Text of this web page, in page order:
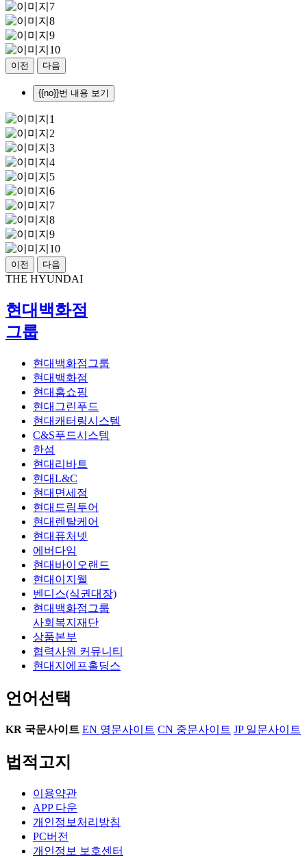
이전 다음
{{no}}번 내용 보기
이전 다음
THE HYUNDAI
현대백화점
그룹
현대백화점그룹
현대백화점
현대홈쇼핑
현대그린푸드
현대캐터링시스템
C&S푸드시스템
한섬
현대리바트
현대L&C
현대면세점
현대드림투어
현대렌탈케어
현대퓨처넷
에버다임
현대바이오랜드
현대이지웰
벤디스(식권대장)
현대백화점그룹
사회복지재단
상품본부
협력사원 커뮤니티
현대지에프홀딩스
언어선택
KR 국문사이트 EN 영문사이트 CN 중문사이트 JP일문사이트
법적고지
이용약관
APP 다운
개인정보처리방침
PC버전
개인정보 보호센터